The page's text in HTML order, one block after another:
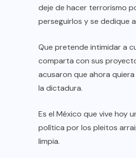
deje de hacer terrorismo
perseguirlos y se dedique
Que pretende intimidar a
comparta con sus
acusaron que ahora
la dictadura.
Es el México que vive hoy
política por los pleitos
limpia.